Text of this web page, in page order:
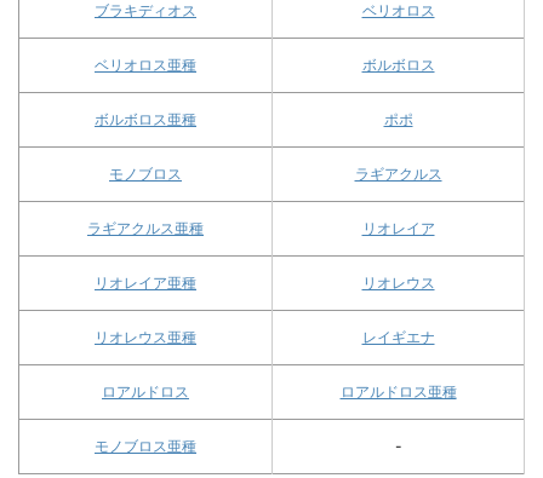
ブラキディオス ベリオロス
ベリオロス亜種 ボルボロス
ボルボロス亜種 ポポ
モノブロス ラギアクルス
ラギアクルス亜種 リオレイア
リオレイア亜種 リオレウス
リオレウス亜種 レイギエナ
ロアルドロス ロアルドロス亜種
モノブロス亜種 -